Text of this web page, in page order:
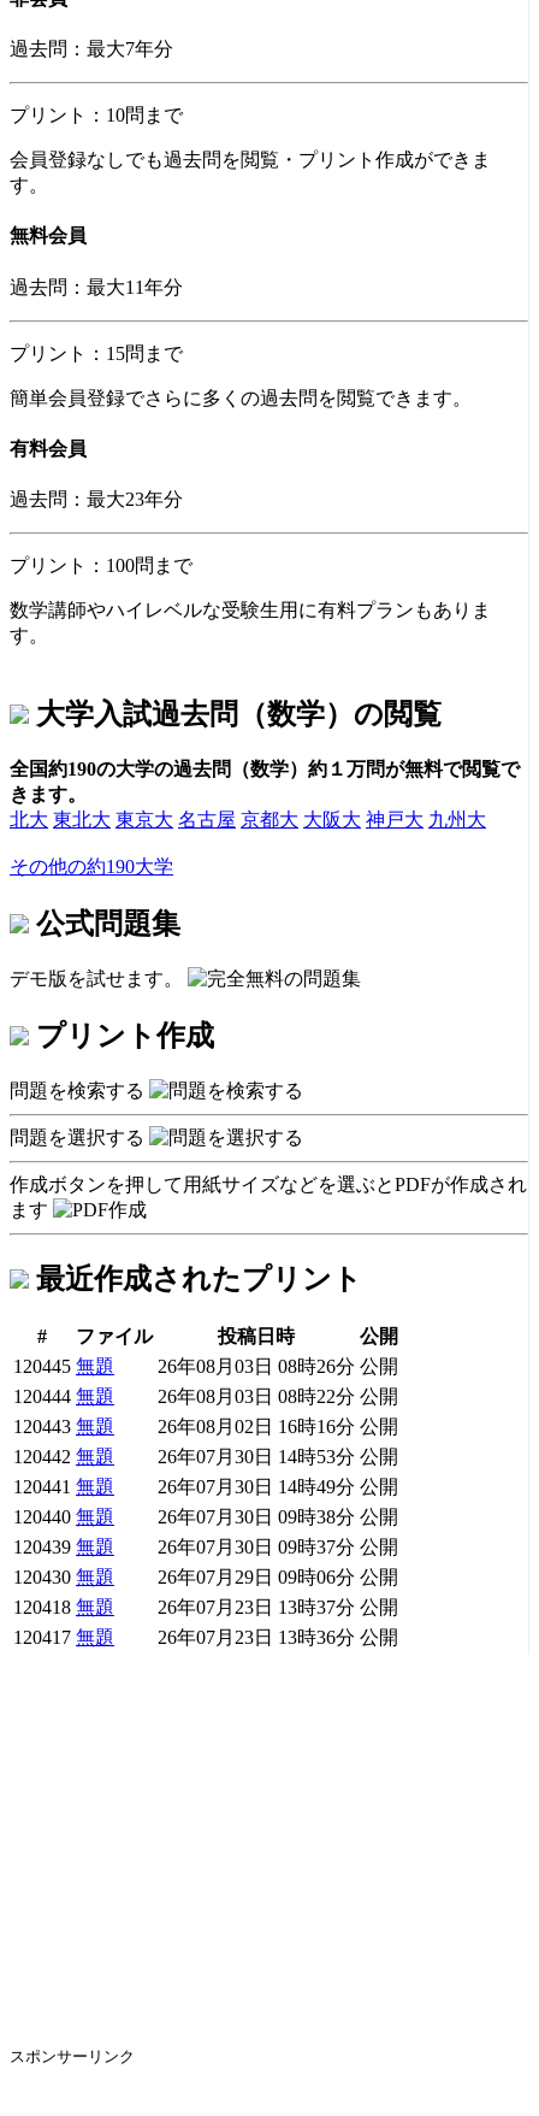
過去問：最大7年分
プリント：10問まで
会員登録なしでも過去問を閲覧・プリント作成ができま
す。
無料会員
過去問：最大11年分
プリント：15問まで
簡単会員登録でさらに多くの過去問を閲覧できます。
有料会員
過去問： 最大23年分
プリント： 100問まで
数学講師やハイレベルな受験生用に有料プランもありま
す。
大学入試過去問（数学）の閲覧
全国約190の大学の過去問（数学）約１万問が無料で閲覧で
きます。
北大 東北大 東京大 名古屋 京都大 大阪大 神戸大 九州大
その他の約190大学
公式問題集
デモ版を試せます。
プリント作成
問題を検索する
問題を選択する
作成ボタンを押して用紙サイズなどを選ぶとPDFが作成され
ます
最近作成されたプリント
# ファイル 投稿日時
公開
120445 無題 26年08月03日 08時26分 公開
120444 無題 26年08月03日 08時22分 公開
120443 無題 26年08月02日 16時16分 公開
120442 無題 26年07月30日 14時53分 公開
120441 無題 26年07月30日 14時49分 公開
120440 無題 26年07月30日 09時38分 公開
120439 無題 26年07月30日 09時37分 公開
120430 無題 26年07月29日 09時06分 公開
120418 無題 26年07月23日 13時37分 公開
120417 無題 26年07月23日 13時36分 公開
スポンサーリンク